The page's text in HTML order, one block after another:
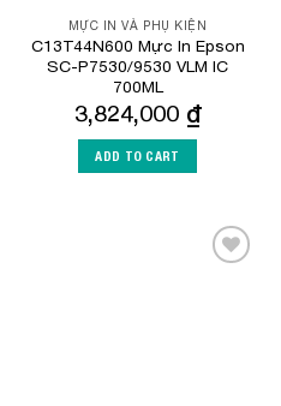
MỰC IN VÀ PHỤ KIỆN
C13T44N600 Mực In Epson
SC-P7530/9530 VLM IC
700ML
3,824,000 ₫
ADD TO CART